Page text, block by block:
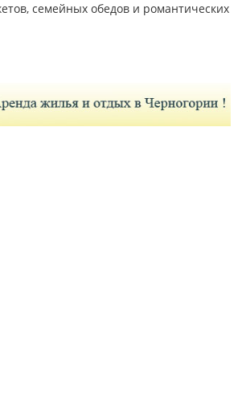
семейных обедов и романтических